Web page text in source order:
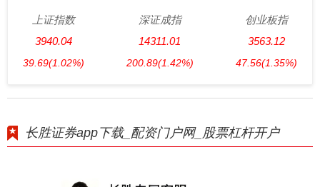
上证指数
3940.04
39.69(1.02%)
深证成指
14311.01
200.89(1.42%)
创业板指
3563.12
47.56(1.35%)
长胜证券app下载_配资门户网_股票杠杆开户